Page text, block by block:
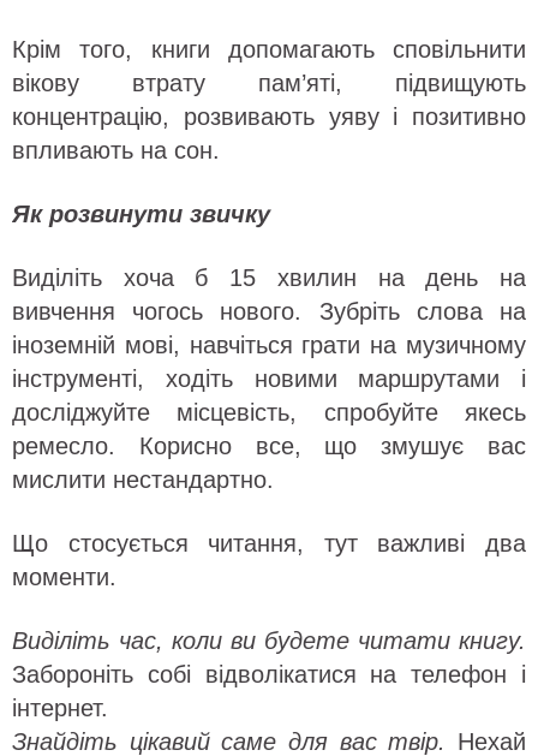
Крім того, книги допомагають сповільнити
вікову втрату пам’яті, підвищують
концентрацію, розвивають уяву і позитивно
впливають на сон.
Як розвинути звичку
Виділіть хоча б 15 хвилин на день на
вивчення чогось нового. Зубріть слова на
іноземній мові, навчіться грати на музичному
інструменті, ходіть новими маршрутами і
досліджуйте місцевість, спробуйте якесь
ремесло. Корисно все, що змушує вас
мислити нестандартно.
Що стосується читання, тут важливі два
моменти.
Виділіть час, коли ви будете читати книгу.
Забороніть собі відволікатися на телефон і
інтернет.
Знайдіть цікавий саме для вас твір.
Нехай